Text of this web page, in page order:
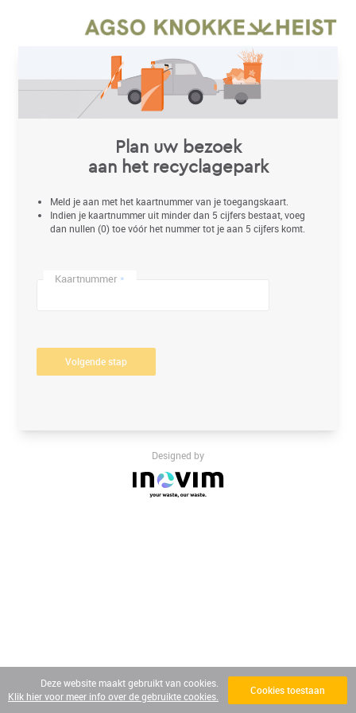
Plan uw bezoek
aan het recyclagepark
Meld je aan met het kaartnummer van je toegangskaart.
Indien je kaartnummer uit minder dan 5 cijfers bestaat, voeg
dan nullen (0) toe vóór het nummer tot je aan 5 cijfers komt.
Kaartnummer
Volgende stap
Designed by
Deze website maakt gebruikt van cookies.
Klik hier voor meer info over de gebruikte cookies.
Cookies toestaan